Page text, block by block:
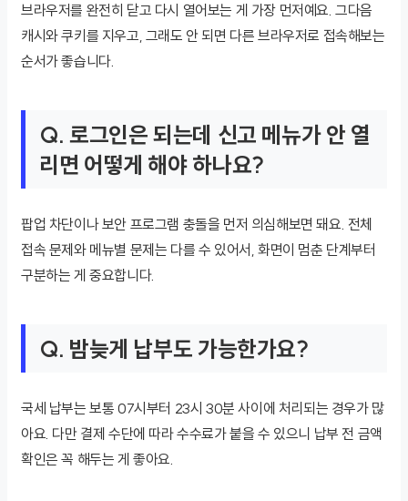
브라우저를 완전히 닫고 다시 열어보는 게 가장 먼저예요. 그다음
캐시와 쿠키를 지우고, 그래도 안 되면 다른 브라우저로 접속해보는
순서가 좋습니다.
Q. 로그인은 되는데 신고 메뉴가 안 열
리면 어떻게 해야 하나요?
팝업 차단이나 보안 프로그램 충돌을 먼저 의심해보면 돼요. 전체
접속 문제와 메뉴별 문제는 다를 수 있어서, 화면이 멈춘 단계부터
구분하는 게 중요합니다.
Q. 밤늦게 납부도 가능한가요?
국세 납부는 보통 07시부터 23시 30분 사이에 처리되는 경우가 많
아요. 다만 결제 수단에 따라 수수료가 붙을 수 있으니 납부 전 금액
확인은 꼭 해두는 게 좋아요.